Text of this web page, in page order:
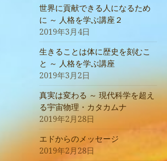
世界に貢献できる人になるため
に ～ 人格を学ぶ講座２
2019年3月4日
生きることは体に歴史を刻むこ
と ～ 人格を学ぶ講座
2019年3月2日
真実は変わる ～ 現代科学を超え
る宇宙物理・カタカムナ
2019年2月28日
エドからのメッセージ
2019年2月28日